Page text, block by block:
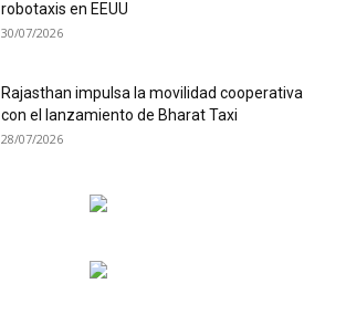
robotaxis en EEUU
30/07/2026
Rajasthan impulsa la movilidad cooperativa
con el lanzamiento de Bharat Taxi
28/07/2026